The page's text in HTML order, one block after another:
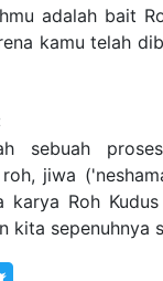
adalah bait
kamu telah
sebuah
jiwa
karya Roh
kita sepenuhnya